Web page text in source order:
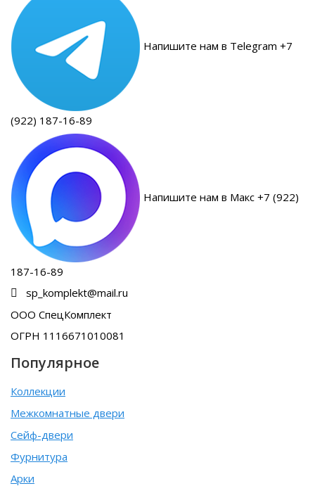
Напишите нам в Telegram +7
(922) 187-16-89
Напишите нам в Макс +7 (922)
187-16-89
sp_komplekt@mail.ru
ООО СпецКомплект
ОГРН 1116671010081
Популярное
Коллекции
Межкомнатные двери
Сейф-двери
Фурнитура
Арки